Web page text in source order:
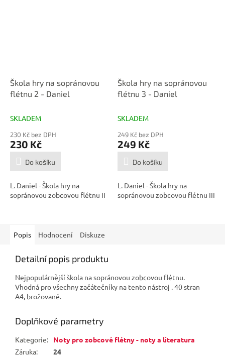
Škola hry na sopránovou
flétnu 2 - Daniel
SKLADEM
230 Kč bez DPH
230 Kč
Do košíku
L. Daniel - Škola hry na
sopránovou zobcovou flétnu II
Škola hry na sopránovou
flétnu 3 - Daniel
SKLADEM
249 Kč bez DPH
249 Kč
Do košíku
L. Daniel - Škola hry na
sopránovou zobcovou flétnu III
Popis Hodnocení Diskuze
Detailní popis produktu
Nejpopulárnější škola na sopránovou zobcovou flétnu.
Vhodná pro všechny začátečníky na tento nástroj . 40 stran
A4, brožované.
Doplňkové parametry
Kategorie:
Noty pro zobcové flétny - noty a literatura
Záruka:
24